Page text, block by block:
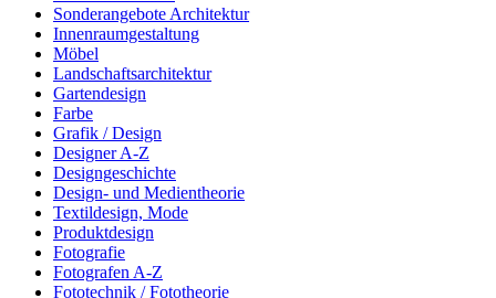
Sonderangebote Architektur
Innenraumgestaltung
Möbel
Landschaftsarchitektur
Gartendesign
Farbe
Grafik / Design
Designer A-Z
Designgeschichte
Design- und Medientheorie
Textildesign, Mode
Produktdesign
Fotografie
Fotografen A-Z
Fototechnik / Fototheorie